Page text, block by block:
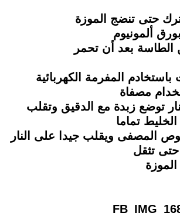
حتى تنضج الموزة
ألمونيوم
الطاسة بعد أن تحمر
المفرمة الكهربائية
مصفاة
توضع زبدة مع الدقيق وتقلب
تماما
المصفى ويقلب جيدا على النار
حتى تثقل